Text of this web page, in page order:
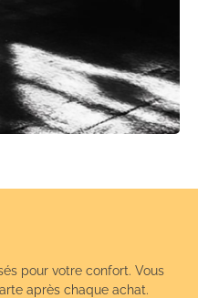
pour votre confort. Vous
après chaque achat.